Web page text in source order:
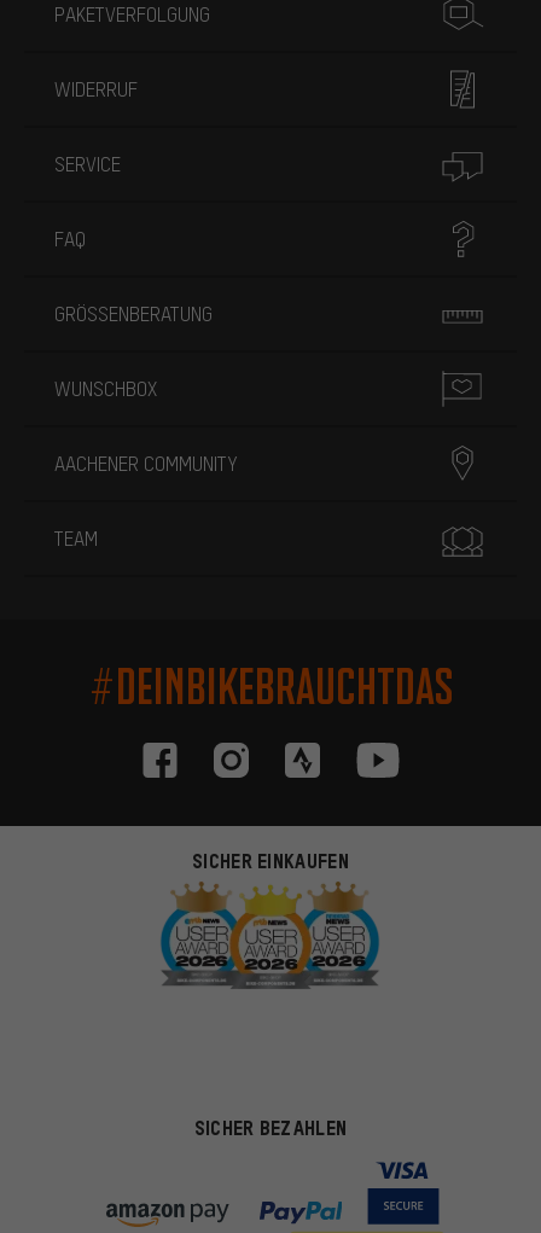
PAKETVERFOLGUNG
WIDERRUF
SERVICE
FAQ
GRÖSSENBERATUNG
WUNSCHBOX
AACHENER COMMUNITY
TEAM
#DEINBIKEBRAUCHTDAS
SICHER EINKAUFEN
SICHER BEZAHLEN